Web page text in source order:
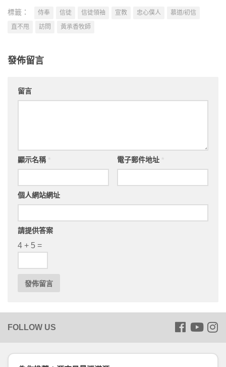
標籤： 侍奉 信徒 信徒領袖 宣教 忠心僕人
慕道/初信
直不甩
訪問 黃承香牧師
發佈留言
留言
顯示名稱 電子郵件地址
個人網站網址
請提供答案
4 + 5 =